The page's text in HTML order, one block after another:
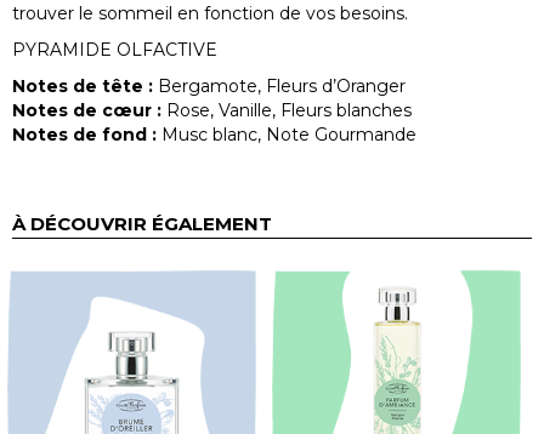
trouver le sommeil en fonction de vos besoins.
PYRAMIDE OLFACTIVE
Notes de tête : Bergamote, Fleurs d’Oranger
Notes de cœur : Rose, Vanille, Fleurs blanches
Notes de fond : Musc blanc, Note Gourmande
À DÉCOUVRIR ÉGALEMENT